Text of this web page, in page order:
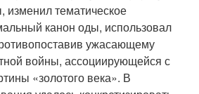
изменил тематическое
канон оды, использовал
ужасающему
войны, ассоциирующейся с
«золотого века». В